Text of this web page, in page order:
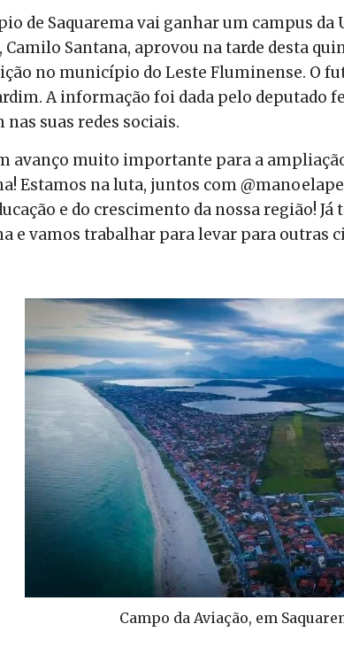
de Saquarema vai ganhar um campus da
Camilo Santana, aprovou na tarde desta
no município do Leste Fluminense. O
A informação foi dada pelo deputado
nas suas redes sociais.
avanço muito importante para a
Estamos na luta, juntos com
e do crescimento da nossa região!
e vamos trabalhar para levar para outras
Campo da Aviação, em